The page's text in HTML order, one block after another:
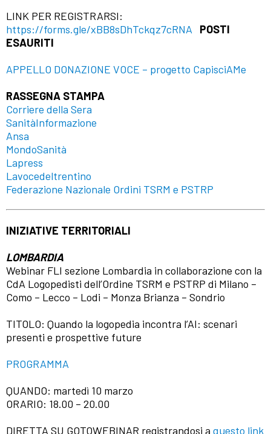
LINK PER REGISTRARSI:
https://forms.gle/xBB8sDhTckqz7cRNA
POSTI
ESAURITI
APPELLO DONAZIONE VOCE – progetto CapisciAMe
RASSEGNA STAMPA
Corriere della Sera
SanitàInformazione
Ansa
MondoSanità
Lapress
Lavocedeltrentino
Federazione Nazionale Ordini TSRM e PSTRP
INIZIATIVE TERRITORIALI
LOMBARDIA
Webinar FLI sezione Lombardia in collaborazione con la
CdA Logopedisti dell’Ordine TSRM e PSTRP di Milano –
Como – Lecco – Lodi – Monza Brianza – Sondrio
TITOLO: Quando la logopedia incontra l’AI: scenari
presenti e prospettive future
PROGRAMMA
QUANDO: martedì 10 marzo
ORARIO: 18.00 – 20.00
DIRETTA SU GOTOWEBINAR registrandosi a questo link